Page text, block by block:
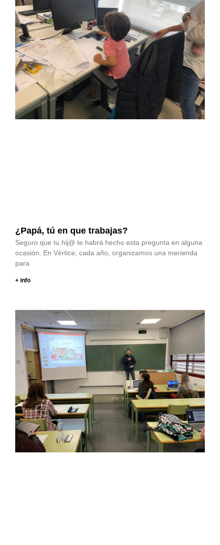
¿Papá, tú en que trabajas?
Seguro que tu hij@ te habrá hecho esta pregunta en alguna
ocasión. En Vértice, cada año, organizamos una merienda
para
+ info